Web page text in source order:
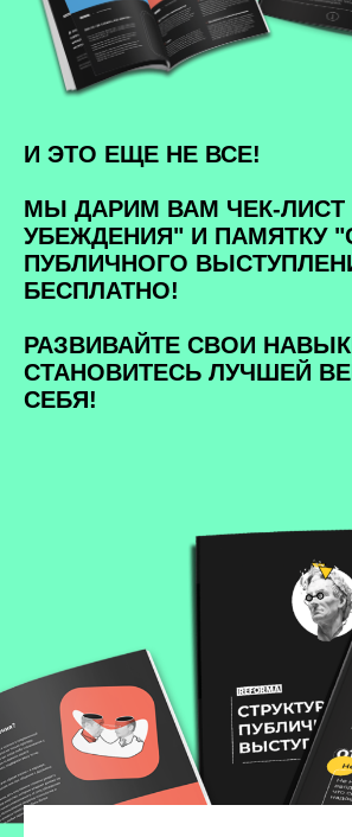
И ЭТО ЕЩЕ НЕ ВСЕ!
МЫ ДАРИМ ВАМ ЧЕК-ЛИСТ
УБЕЖДЕНИЯ" И ПАМЯТКУ
ПУБЛИЧНОГО
БЕСПЛАТНО!
РАЗВИВАЙТЕ СВОИ
СТАНОВИТЕСЬ ЛУЧШЕЙ
СЕБЯ!
Курсы
Базовый курс ораторского мастерства от МГИМО
Продвинутый курс ораторского мастерства от МГИМО